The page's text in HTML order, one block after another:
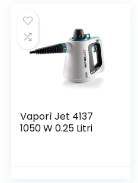
Vaporì Jet 4137
1050 W 0.25 Litri